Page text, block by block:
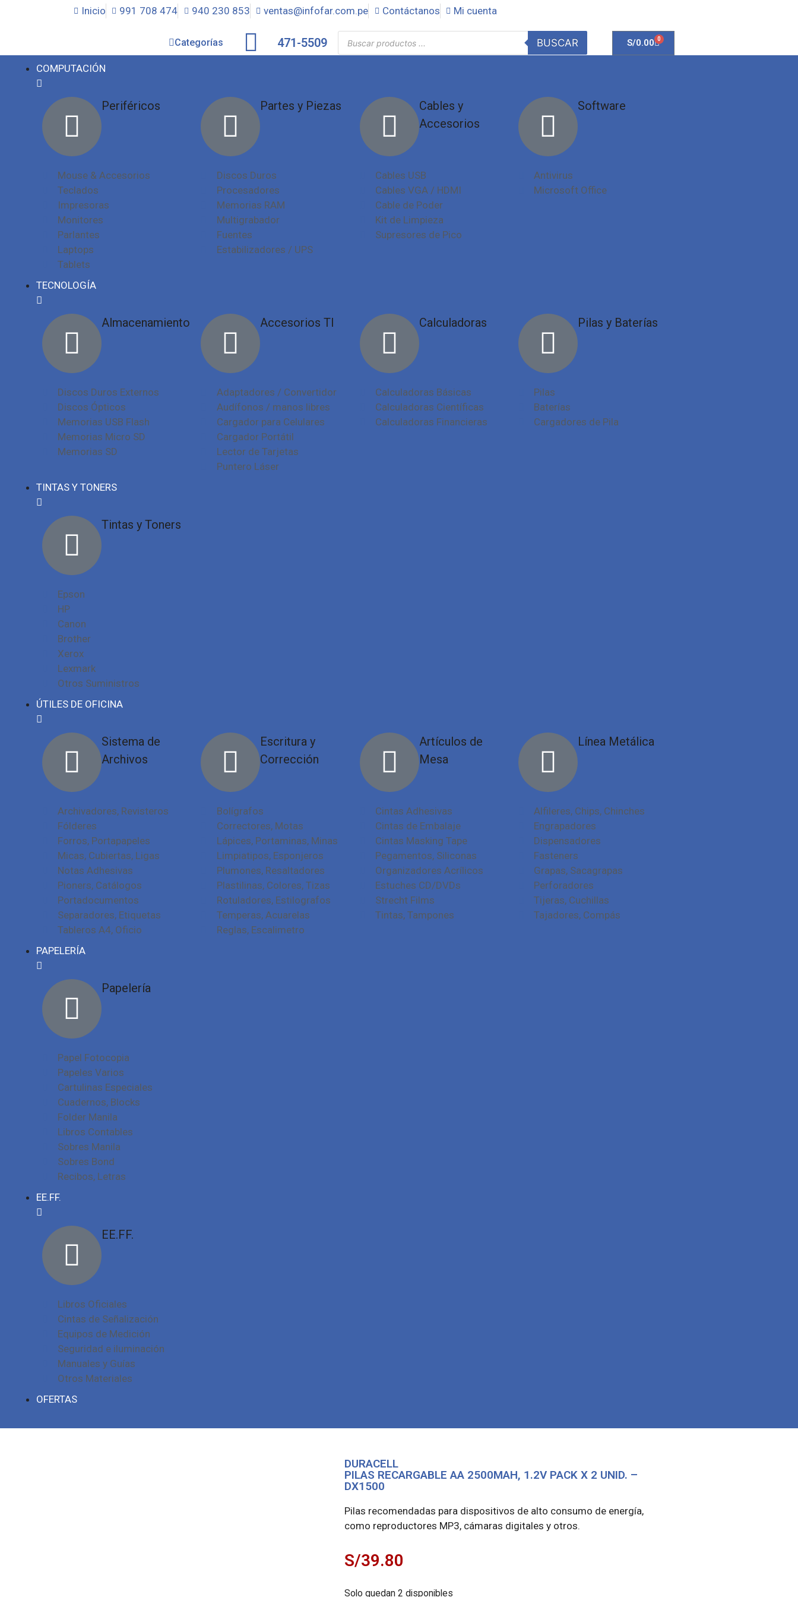
Inicio 991 708 474 940 230 853 ventas@infofar.com.pe Contáctanos Mi cuenta
Categorías 471-5509 BUSCAR S/0.00 0
COMPUTACIÓN
Periféricos
Mouse & Accesorios
Teclados
Impresoras
Monitores
Parlantes
Laptops
Tablets
Partes y Piezas
Discos Duros
Procesadores
Memorias RAM
Multigrabador
Fuentes
Estabilizadores / UPS
Cables y
Accesorios
Cables USB
Cables VGA / HDMI
Cable de Poder
Kit de Limpieza
Supresores de Pico
Software
Antivirus
Microsoft Office
TECNOLOGÍA
Almacenamiento
Discos Duros Externos
Discos Ópticos
Memorias USB Flash
Memorias Micro SD
Memorias SD
Accesorios TI
Adaptadores / Convertidor
Audífonos / manos libres
Cargador para Celulares
Cargador Portátil
Lector de Tarjetas
Puntero Láser
Calculadoras
Calculadoras Básicas
Calculadoras Científicas
Calculadoras Financieras
Pilas y Baterías
Pilas
Baterías
Cargadores de Pila
TINTAS Y TONERS
Tintas y Toners
Epson
HP
Canon
Brother
Xerox
Lexmark
Otros Suministros
ÚTILES DE OFICINA
Sistema de
Archivos
Archivadores, Revisteros
Fólderes
Forros, Portapapeles
Micas, Cubiertas, Ligas
Notas Adhesivas
Pioners, Catálogos
Portadocumentos
Separadores, Etiquetas
Tableros A4, Oficio
Escritura y
Corrección
Bolígrafos
Correctores, Motas
Lápices, Portaminas, Minas
Limpiatipos, Esponjeros
Plumones, Resaltadores
Plastilinas, Colores, Tizas
Rotuladores, Estilografos
Temperas, Acuarelas
Reglas, Escalimetro
Artículos de
Mesa
Cintas Adhesivas
Cintas de Embalaje
Cintas Masking Tape
Pegamentos, Siliconas
Organizadores Acrílicos
Estuches CD/DVDs
Strecht Films
Tintas, Tampones
Línea Metálica
Alfileres, Chips, Chinches
Engrapadores
Dispensadores
Fasteners
Grapas, Sacagrapas
Perforadores
Tijeras, Cuchillas
Tajadores, Compás
PAPELERÍA
Papelería
Papel Fotocopia
Papeles Varios
Cartulinas Especiales
Cuadernos, Blocks
Folder Manila
Libros Contables
Sobres Manila
Sobres Bond
Recibos, Letras
EE.FF.
EE.FF.
Libros Oficiales
Cintas de Señalización
Equipos de Medición
Seguridad e iluminación
Manuales y Guías
Otros Materiales
OFERTAS
DURACELL
PILAS RECARGABLE AA 2500MAH, 1.2V PACK X 2 UNID. –
DX1500
Pilas recomendadas para dispositivos de alto consumo de energía,
como reproductores MP3, cámaras digitales y otros.
S/39.80
Solo quedan 2 disponibles